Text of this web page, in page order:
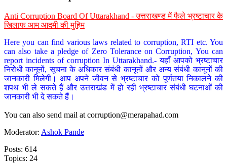
Anti Corruption Board Of Uttarakhand - उत्तराखण्ड में फैले भ्रष्टाचार के
खिलाफ आम आदमी की मुहिम
Here you can find various laws related to corruption, RTI etc. You
can also take a pledge of Zero Tolerance on Corruption, You can
report incidents of corruption In Uttarakhand.- यहाँ आपको भ्रष्टाचार
निरोधी कानूनों, सूचना के अधिकार संबंधी कानूनों और अन्य संबंधी कानूनों की
जानकारी मिलेगी। आप अपने जीवन से भ्रष्टाचार को पूर्णतया निकालने की
शपथ भी ले सकते हैं और उत्तराखंड में हो रही भ्रष्टाचार संबंधी घटनाओं की
जानकारी भी दे सकते हैं।
You can also send mail at corruption@merapahad.com
Moderator: Ashok Pande
Posts: 614
Topics: 24